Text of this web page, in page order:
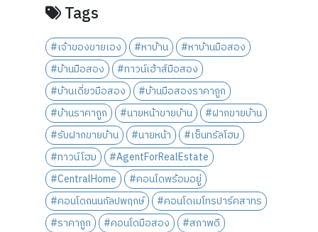
Tags
#เจ้าของขายเอง #หาบ้าน
#หาบ้านมือสอง
#บ้านมือสอง
#ทาวน์เฮ้าส์มือสอง
#บ้านเดี่ยวมือสอง
#บ้านมือสองราคาถูก
#บ้านราคาถูก
#นายหน้าขายบ้าน
#ฝากขายบ้าน
#รับฝากขายบ้าน
#นายหน้า
#เซ็นทรัลโฮม
#ทาวน์โฮม
#AgentForRealEstate
#CentralHome
#คอนโดพร้อมอยู่
#คอนโดถนนกัลปพฤกษ์
#คอนโดเมโทรปาร์คสาทร
#ราคาถูก
#คอนโดมือสอง
#สภาพดี